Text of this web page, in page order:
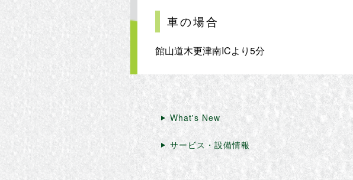
車の場合
館山道木更津南ICより5分
What's New
サービス・設備情報